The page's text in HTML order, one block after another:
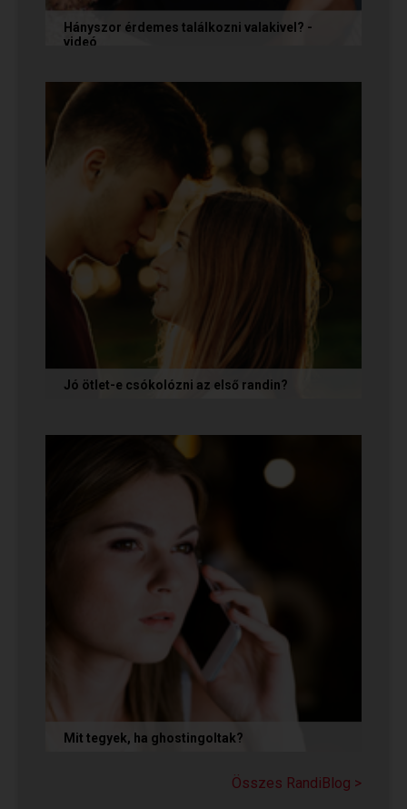
Hányszor érdemes találkozni valakivel? -
videó
tépelődünk: mit tegyünk, ha valakit
szimpatikusnak találunk elsőre, de még...
Jó ötlet-e csókolózni az első randin?
az azt jelenti, hogy nem...
Mit tegyek, ha ghostingoltak?
a legfontosabb teendőd: ne fuss utána, ne küldj
Összes RandiBlog >